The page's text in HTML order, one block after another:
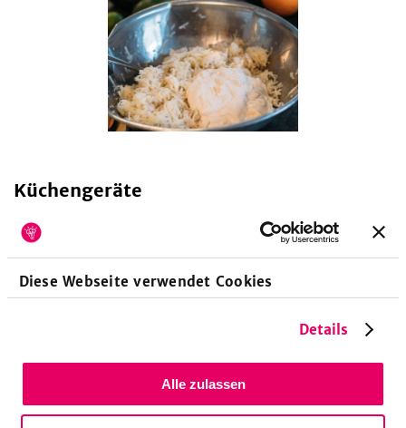
Diese Webseite verwendet Cookies
Details
Alle zulassen
Küchengeräte
Beschichtete Pfanne Rührgerät
Das könnte dir auch gefallen!
Schwarzrettich ist nicht nur sehr gesund, er macht sich auch
ziemlich
gut! Kleines Highlight: durch den Schwarzrettich färbt sich
die Suppe am Ende rosa ...